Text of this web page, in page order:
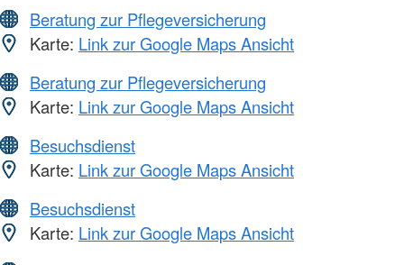
Beratung zur Pflegeversicherung
Karte: Link zur Google Maps Ansicht
Beratung zur Pflegeversicherung
Karte: Link zur Google Maps Ansicht
Besuchsdienst
Karte: Link zur Google Maps Ansicht
Besuchsdienst
Karte: Link zur Google Maps Ansicht